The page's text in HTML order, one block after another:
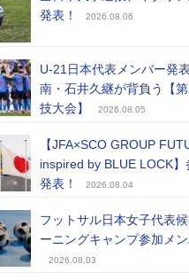
発表！
2026.08.06
U-21日本代表メンバー発
南・石井久継が背負う【
技大会】
2026.08.05
【JFA×SCO GROUP
inspired by BLUE LOCK】
発表！
2026.08.04
フットサル日本女子代表
ーニングキャンプ参加メン
2026.08.03